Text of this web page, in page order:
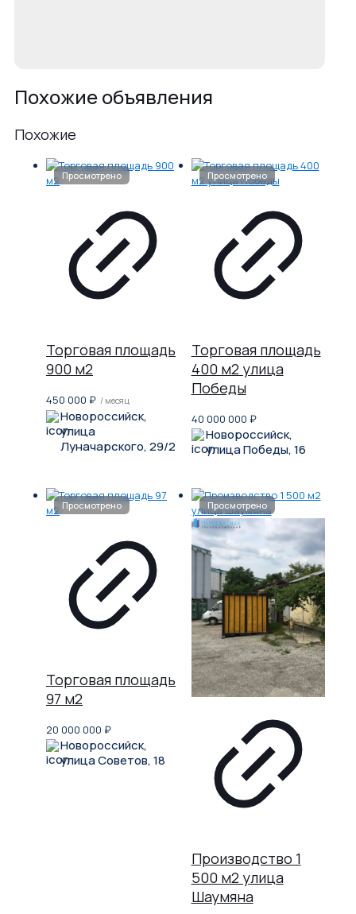
Похожие объявления
Похожие
Торговая площадь
900 м2
450 000 ₽ / месяц
Новороссийск,
улица
Луначарского, 29/2
Торговая площадь
400 м2 улица
Победы
40 000 000 ₽
Новороссийск,
улица Победы, 16
Торговая площадь
97 м2
20 000 000 ₽
Новороссийск,
улица Советов, 18
Производство 1
500 м2 улица
Шаумяна